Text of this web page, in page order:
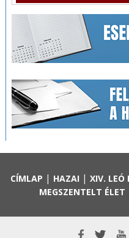
CÍMLAP | HAZAI | XIV. LEÓ
MEGSZENTELT ÉLET